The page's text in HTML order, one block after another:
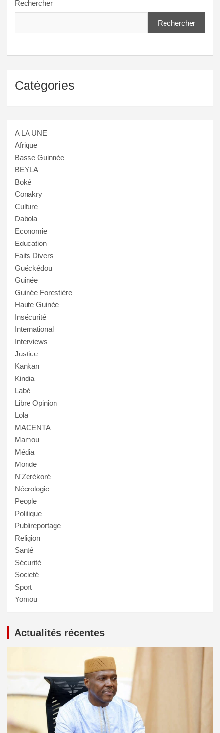
Rechercher
Rechercher
Catégories
A LA UNE
Afrique
Basse Guinnée
BEYLA
Boké
Conakry
Culture
Dabola
Economie
Education
Faits Divers
Guéckédou
Guinée
Guinée Forestière
Haute Guinée
Insécurité
International
Interviews
Justice
Kankan
Kindia
Labé
Libre Opinion
Lola
MACENTA
Mamou
Média
Monde
N'Zérékoré
Nécrologie
People
Politique
Publireportage
Religion
Santé
Sécurité
Societé
Sport
Yomou
Actualités récentes